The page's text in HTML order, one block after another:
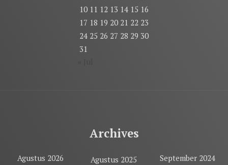
10 11 12 13 14 15 16
17 18 19 20 21 22 23
24 25 26 27 28 29 30
31
Archives
Agustus 2026
Agustus 2025
September 2024